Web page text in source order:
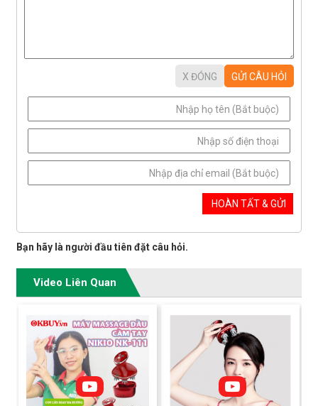
Bạn hãy là người đầu tiên đặt câu hỏi.
Video Liên Quan